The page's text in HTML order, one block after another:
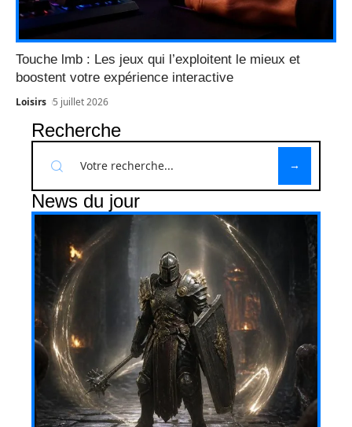
Touche lmb : Les jeux qui l’exploitent le mieux et
boostent votre expérience interactive
Loisirs 5 juillet 2026
Recherche
News du jour